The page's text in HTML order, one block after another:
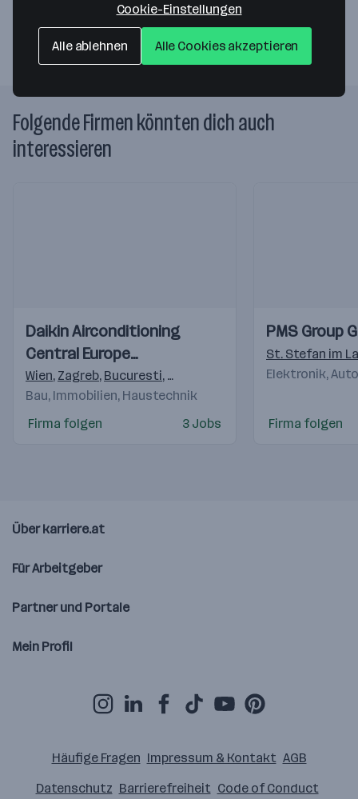
Folgende Firmen könnten dich auch
interessieren
Videos
Einblicke
Einblicke
Daikin Airconditioning
Central Europe
HandelsgmbH
Wien, Zagreb, Bucuresti, Budapest Praha 4-Michle,
Bau, Immobilien, Haustechnik
Firma folgen
3 Jobs
Videos
Einblicke
Einblicke
PMS Group
St. Stefan im
Elektronik,
Firma folgen
Über karriere.at
Für Arbeitgeber
Partner und Portale
Mein Profil
Häufige Fragen Impressum & Kontakt AGB
Datenschutz Barrierefreiheit Code of Conduct
Cookie-Einstellungen
Alle ablehnen Alle Cookies akzeptieren